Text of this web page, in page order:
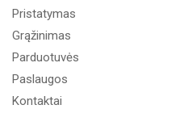
Pristatymas
Grąžinimas
Parduotuvės
Paslaugos
Kontaktai